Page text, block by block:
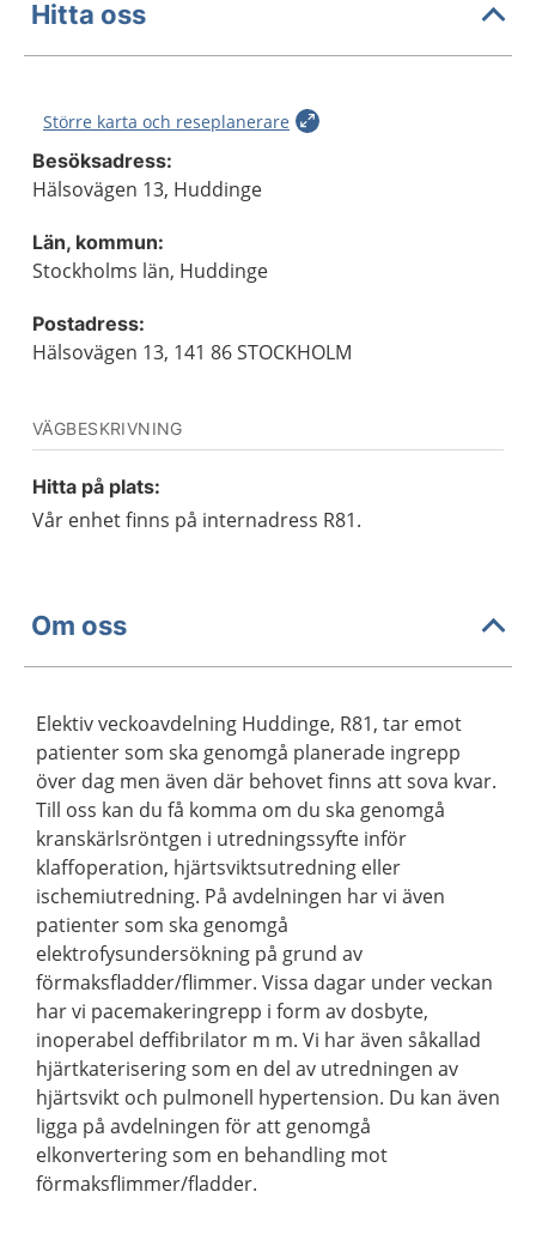
Hitta oss
Större karta och reseplanerare
Besöksadress:
Hälsovägen 13, Huddinge
Län, kommun:
Stockholms län, Huddinge
Postadress:
Hälsovägen 13, 141 86 STOCKHOLM
VÄGBESKRIVNING
Hitta på plats:
Vår enhet finns på internadress R81.
Om oss
Elektiv veckoavdelning Huddinge, R81, tar emot
patienter som ska genomgå planerade ingrepp
över dag men även där behovet finns att sova kvar.
Till oss kan du få komma om du ska genomgå
kranskärlsröntgen i utredningssyfte inför
klaffoperation, hjärtsviktsutredning eller
ischemiutredning. På avdelningen har vi även
patienter som ska genomgå
elektrofysundersökning på grund av
förmaksfladder/flimmer. Vissa dagar under veckan
har vi pacemakeringrepp i form av dosbyte,
inoperabel deffibrilator m m. Vi har även såkallad
hjärtkaterisering som en del av utredningen av
hjärtsvikt och pulmonell hypertension. Du kan även
ligga på avdelningen för att genomgå
elkonvertering som en behandling mot
förmaksflimmer/fladder.